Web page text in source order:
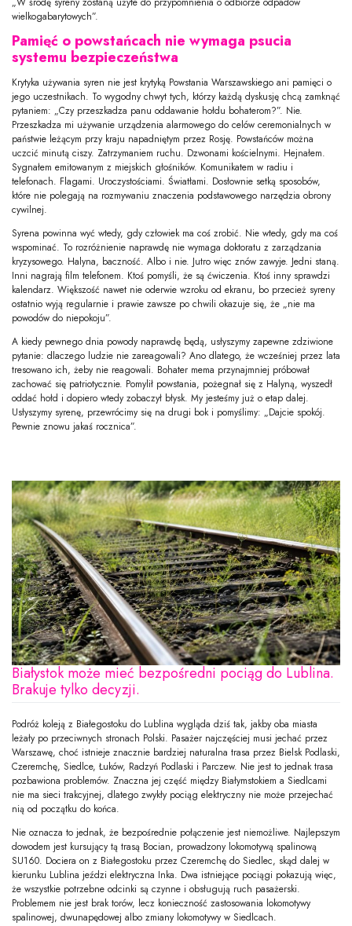
wielkogabarytowych”.
Pamięć o powstańcach nie wymaga psucia
systemu bezpieczeństwa
Krytyka używania syren nie jest krytyką Powstania Warszawskiego ani pamięci o
jego uczestnikach. To wygodny chwyt tych, którzy każdą dyskusję chcą zamknąć
pytaniem: „Czy przeszkadza panu oddawanie hołdu bohaterom?”. Nie.
Przeszkadza mi używanie urządzenia alarmowego do celów ceremonialnych w
państwie leżącym przy kraju napadniętym przez Rosję. Powstańców można
uczcić minutą ciszy. Zatrzymaniem ruchu. Dzwonami kościelnymi. Hejnałem.
Sygnałem emitowanym z miejskich głośników. Komunikatem w radiu i
telefonach. Flagami. Uroczystościami. Światłami. Dosłownie setką sposobów,
które nie polegają na rozmywaniu znaczenia podstawowego narzędzia obrony
cywilnej.
Syrena powinna wyć wtedy, gdy człowiek ma coś zrobić. Nie wtedy, gdy ma coś
wspominać. To rozróżnienie naprawdę nie wymaga doktoratu z zarządzania
kryzysowego. Halyna, baczność. Albo i nie. Jutro więc znów zawyje. Jedni staną.
Inni nagrają film telefonem. Ktoś pomyśli, że są ćwiczenia. Ktoś inny sprawdzi
kalendarz. Większość nawet nie oderwie wzroku od ekranu, bo przecież syreny
ostatnio wyją regularnie i prawie zawsze po chwili okazuje się, że „nie ma
powodów do niepokoju”.
A kiedy pewnego dnia powody naprawdę będą, usłyszymy zapewne zdziwione
pytanie: dlaczego ludzie nie zareagowali? Ano dlatego, że wcześniej przez lata
tresowano ich, żeby nie reagowali. Bohater mema przynajmniej próbował
zachować się patriotycznie. Pomylił powstania, pożegnał się z Halyną, wyszedł
oddać hołd i dopiero wtedy zobaczył błysk. My jesteśmy już o etap dalej.
Usłyszymy syrenę, przewrócimy się na drugi bok i pomyślimy: „Dajcie spokój.
Pewnie znowu jakaś rocznica”.
Białystok może mieć bezpośredni pociąg do Lublina.
Brakuje tylko decyzji.
Podróż koleją z Białegostoku do Lublina wygląda dziś tak, jakby oba miasta
leżały po przeciwnych stronach Polski. Pasażer najczęściej musi jechać przez
Warszawę, choć istnieje znacznie bardziej naturalna trasa przez Bielsk Podlaski,
Czeremchę, Siedlce, Łuków, Radzyń Podlaski i Parczew. Nie jest to jednak trasa
pozbawiona problemów. Znaczna jej część między Białymstokiem a Siedlcami
nie ma sieci trakcyjnej, dlatego zwykły pociąg elektryczny nie może przejechać
nią od początku do końca.
Nie oznacza to jednak, że bezpośrednie połączenie jest niemożliwe. Najlepszym
dowodem jest kursujący tą trasą Bocian, prowadzony lokomotywą spalinową
SU160. Dociera on z Białegostoku przez Czeremchę do Siedlec, skąd dalej w
kierunku Lublina jeździ elektryczna Inka. Dwa istniejące pociągi pokazują więc,
że wszystkie potrzebne odcinki są czynne i obsługują ruch pasażerski.
Problemem nie jest brak torów, lecz konieczność zastosowania lokomotywy
spalinowej, dwunapędowej albo zmiany lokomotywy w Siedlcach.